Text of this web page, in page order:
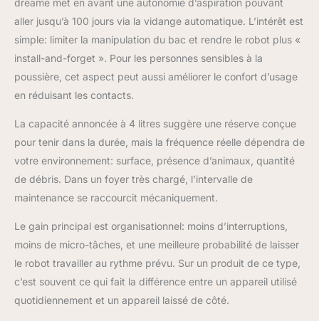
réel et à l'interaction
vocale bidirectionnelle
Comprend une
bouteille de 200 ml de
solution nettoyante
AWH6
dreame met en avant une autonomie d’aspiration pouvant
aller jusqu’à 100 jours via la vidange automatique. L’intérêt est
simple: limiter la manipulation du bac et rendre le robot plus «
install-and-forget ». Pour les personnes sensibles à la
poussière, cet aspect peut aussi améliorer le confort d’usage
en réduisant les contacts.
La capacité annoncée à 4 litres suggère une réserve conçue
pour tenir dans la durée, mais la fréquence réelle dépendra de
votre environnement: surface, présence d’animaux, quantité
de débris. Dans un foyer très chargé, l’intervalle de
maintenance se raccourcit mécaniquement.
Le gain principal est organisationnel: moins d’interruptions,
moins de micro-tâches, et une meilleure probabilité de laisser
le robot travailler au rythme prévu. Sur un produit de ce type,
c’est souvent ce qui fait la différence entre un appareil utilisé
quotidiennement et un appareil laissé de côté.